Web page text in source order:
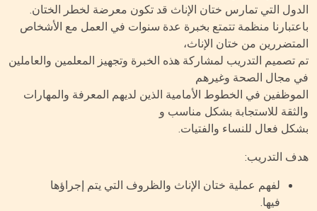
التي تمارس ختان الإناث قد تكون معرضة لخطر الختان.
منظمة تتمتع بخبرة عدة سنوات في العمل مع الأشخاص
من ختان الإناث،
تصميم التدريب لمشاركة هذه الخبرة وتجهيز المعلمين والعاملين
مجال الصحة وغيرهم
في الخطوط الأمامية الذين لديهم المعرفة والمهارات
للاستجابة بشكل مناسب و
فعال للنساء والفتيات.
التدريب:
لفهم عملية ختان الإناث والظروف التي يتم إجراؤها
فيها.